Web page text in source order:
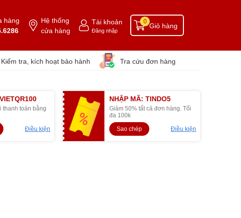
hàng
Hệ thống
cửa hàng
Tài khoản
Đăng nhập
Giỏ hàng
0
Kiểm tra, kích hoạt bảo hành Tra cứu đơn hàng
thanh toán bằng
Điều kiện
NHẬP MÃ: TINDO5
Giảm 50% tất cả đơn hàng. Tối
đa 100k
Sao chép
Điều kiện